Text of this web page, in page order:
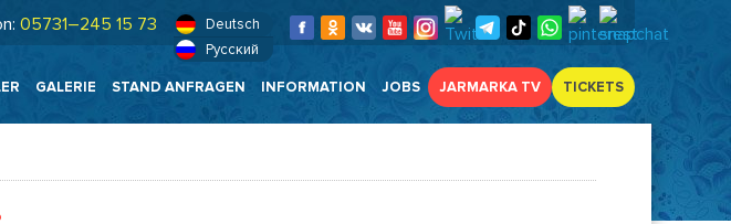
GALERIE STAND ANFRAGEN INFORMATION JOBS JARMARKA TV TICKETS
05731–245 15 73
Deutsch
Русский